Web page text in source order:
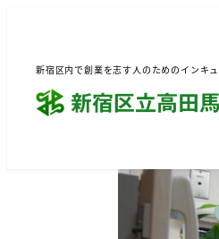
新宿区内で創業を志す人のためのインキ